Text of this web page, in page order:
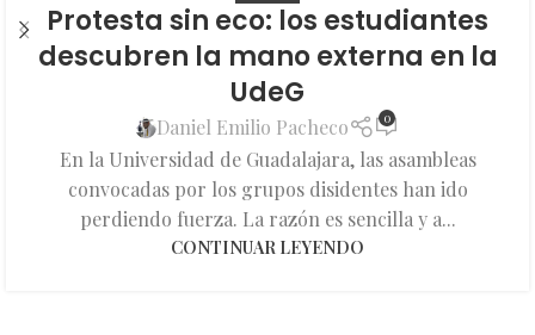
Protesta sin eco: los estudiantes
descubren la mano externa en la
UdeG
Daniel Emilio Pacheco 0
En la Universidad de Guadalajara, las asambleas
convocadas por los grupos disidentes han ido
perdiendo fuerza. La razón es sencilla y a...
CONTINUAR LEYENDO